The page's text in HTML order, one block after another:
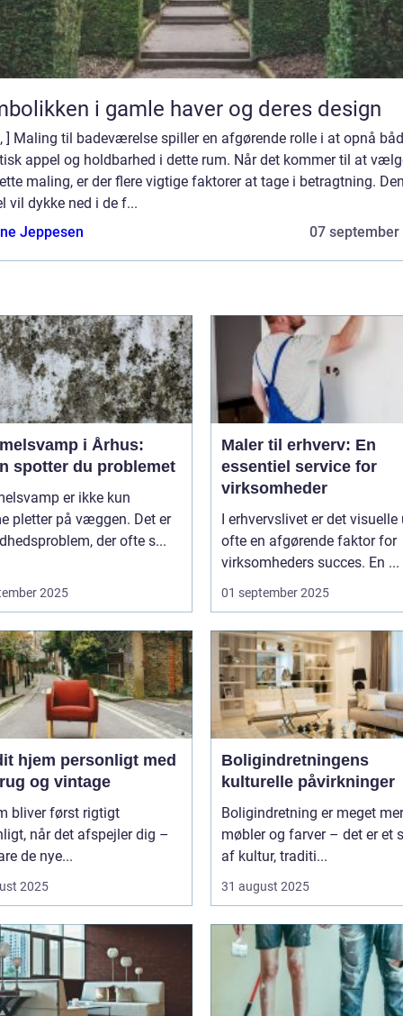
i gamle haver og deres design
] Maling til badeværelse spiller en afgørende rolle i at opnå
appel og holdbarhed i dette rum. Når det kommer til at
maling, er der flere vigtige faktorer at tage i betragtning.
vil dykke ned i de f...
Jeppesen
07 september
i Århus:
spotter du problemet
er ikke kun
pletter på væggen. Det er
der ofte s...
2025
Maler til erhverv: En
essentiel service for
virksomheder
I erhvervslivet er det visuelle
ofte en afgørende faktor for
virksomheders succes. En ...
01 september 2025
hjem personligt med
og vintage
bliver først rigtigt
når det afspejler dig –
de nye...
2025
Boligindretningens
kulturelle påvirkninger
Boligindretning er meget
møbler og farver – det er et
af kultur, traditi...
31 august 2025